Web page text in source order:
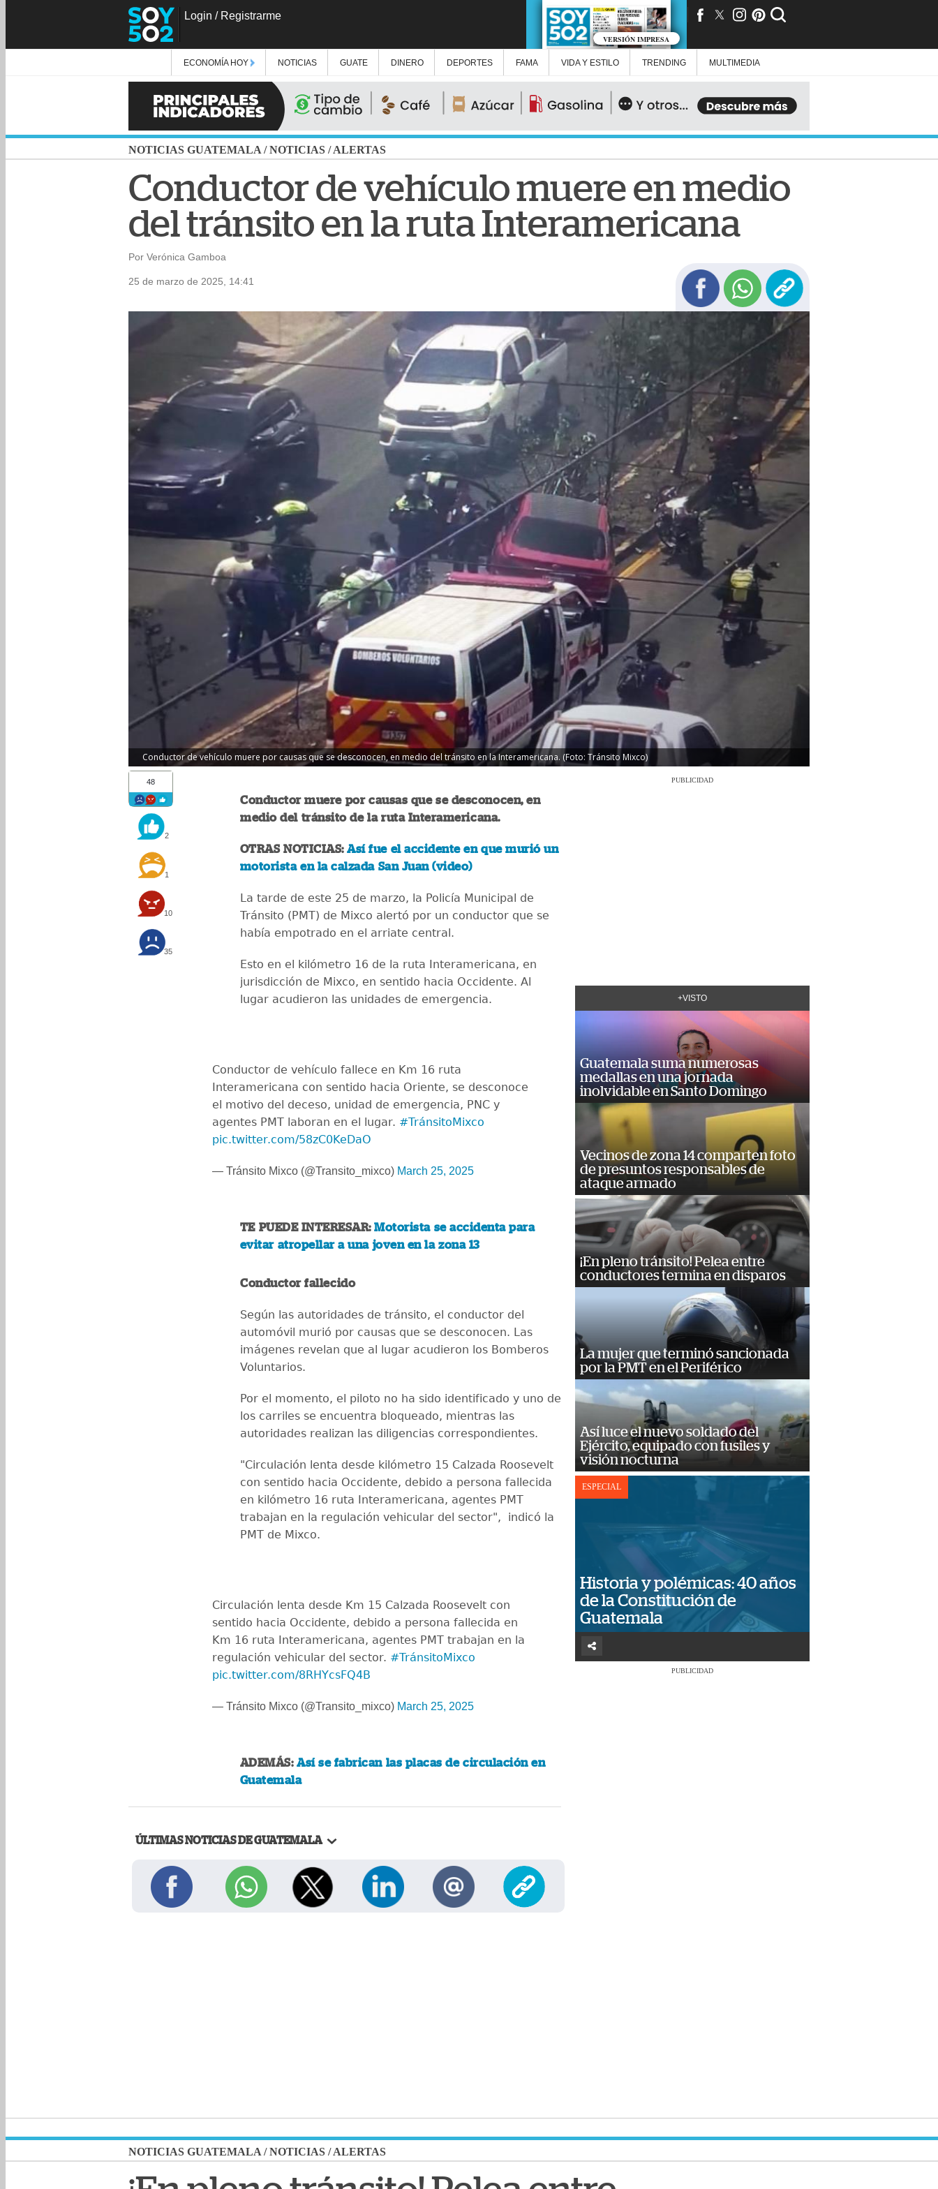
Login / Registrarme
VERSIÓN IMPRESA
ECONOMÍA HOY NOTICIAS GUATE DINERO DEPORTES FAMA VIDA Y ESTILO TRENDING MULTIMEDIA
NOTICIAS GUATEMALA /NOTICIAS /ALERTAS
Conductor de vehículo muere en medio
del tránsito en la ruta Interamericana
Por Verónica Gamboa
25 de marzo de 2025, 14:41
Conductor de vehículo muere por causas que se desconocen, en medio del tránsito en la Interamericana. (Foto: Tránsito Mixco)
48
2
1
10
35
Conductor muere por causas que se desconocen, en
medio del tránsito de la ruta Interamericana.
OTRAS NOTICIAS:Así fue el accidente en que murió un
motorista en la calzada San Juan (video)
La tarde de este 25 de marzo, la Policía Municipal de
Tránsito (PMT) de Mixco alertó por un conductor que se
había empotrado en el arriate central.
Esto en el kilómetro 16 de la ruta Interamericana, en
jurisdicción de Mixco, en sentido hacia Occidente. Al
lugar acudieron las unidades de emergencia.
Conductor de vehículo fallece en Km 16 ruta
Interamericana con sentido hacia Oriente, se desconoce
el motivo del deceso, unidad de emergencia, PNC y
agentes PMT laboran en el lugar. #TránsitoMixco
pic.twitter.com/58zC0KeDaO
— Tránsito Mixco (@Transito_mixco) March 25, 2025
TE PUEDE INTERESAR:Motorista se accidenta para
evitar atropellar a una joven en la zona 13
Conductor fallecido
Según las autoridades de tránsito, el conductor del
automóvil murió por causas que se desconocen. Las
imágenes revelan que al lugar acudieron los Bomberos
Voluntarios.
Por el momento, el piloto no ha sido identificado y uno de
los carriles se encuentra bloqueado, mientras las
autoridades realizan las diligencias correspondientes.
"Circulación lenta desde kilómetro 15 Calzada Roosevelt
con sentido hacia Occidente, debido a persona fallecida
en kilómetro 16 ruta Interamericana, agentes PMT
trabajan en la regulación vehicular del sector", indicó la
PMT de Mixco.
Circulación lenta desde Km 15 Calzada Roosevelt con
sentido hacia Occidente, debido a persona fallecida en
Km 16 ruta Interamericana, agentes PMT trabajan en la
regulación vehicular del sector. #TránsitoMixco
pic.twitter.com/8RHYcsFQ4B
— Tránsito Mixco (@Transito_mixco) March 25, 2025
ADEMÁS:Así se fabrican las placas de circulación en
Guatemala
ÚLTIMAS NOTICIAS DE GUATEMALA
PUBLICIDAD
+VISTO
Guatemala suma numerosas
medallas en una jornada
inolvidable en Santo Domingo
Vecinos de zona 14 comparten foto
de presuntos responsables de
ataque armado
¡En pleno tránsito! Pelea entre
conductores termina en disparos
La mujer que terminó sancionada
por la PMT en el Periférico
Así luce el nuevo soldado del
Ejército, equipado con fusiles y
visión nocturna
ESPECIAL
Historia y polémicas: 40 años
de la Constitución de
Guatemala
PUBLICIDAD
NOTICIAS GUATEMALA /NOTICIAS /ALERTAS